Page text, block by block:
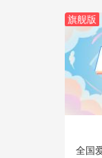
旗舰版
全国